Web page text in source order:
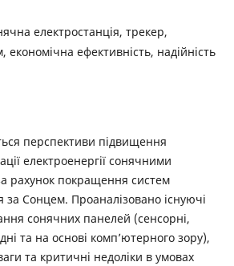
електростанція, трекер,
економічна ефективність, надійність
перспективи підвищення
електроенергії сонячними
рахунок покращення систем
за Сонцем. Проаналізовано існуючі
сонячних панелей (сенсорні,
та на основі комп’ютерного зору),
та критичні недоліки в умовах